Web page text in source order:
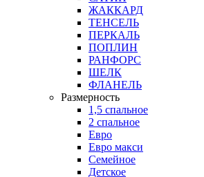
ЖАККАРД
ТЕНСЕЛЬ
ПЕРКАЛЬ
ПОПЛИН
РАНФОРС
ШЕЛК
ФЛАНЕЛЬ
Размерность
1,5 спальное
2 спальное
Евро
Евро макси
Семейное
Детское